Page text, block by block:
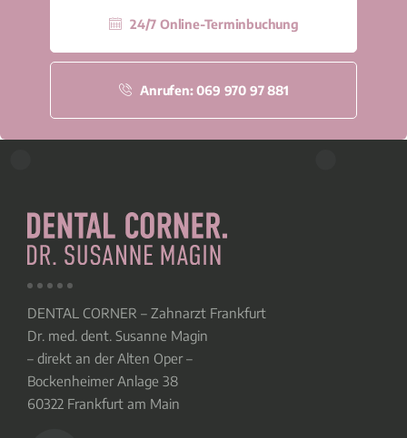
24/7 Online-Terminbuchung
Anrufen: 069 970 97 881
DENTAL CORNER – Zahnarzt Frankfurt
Dr. med. dent. Susanne Magin
– direkt an der Alten Oper –
Bockenheimer Anlage 38
60322 Frankfurt am Main